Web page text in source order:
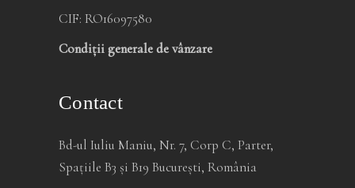
CIF: RO16097580
Condiții generale de vânzare
Contact
Bd-ul Iuliu Maniu, Nr. 7, Corp C, Parter,
Spațiile B3 și B19 București, România